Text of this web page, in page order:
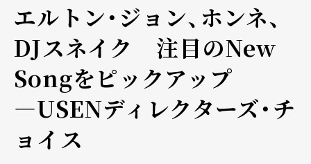
エルトン・ジョン、ホンネ、
DJスネイク 注目のNew
Songをピックアップ
―USENディレクターズ・チ
ョイス